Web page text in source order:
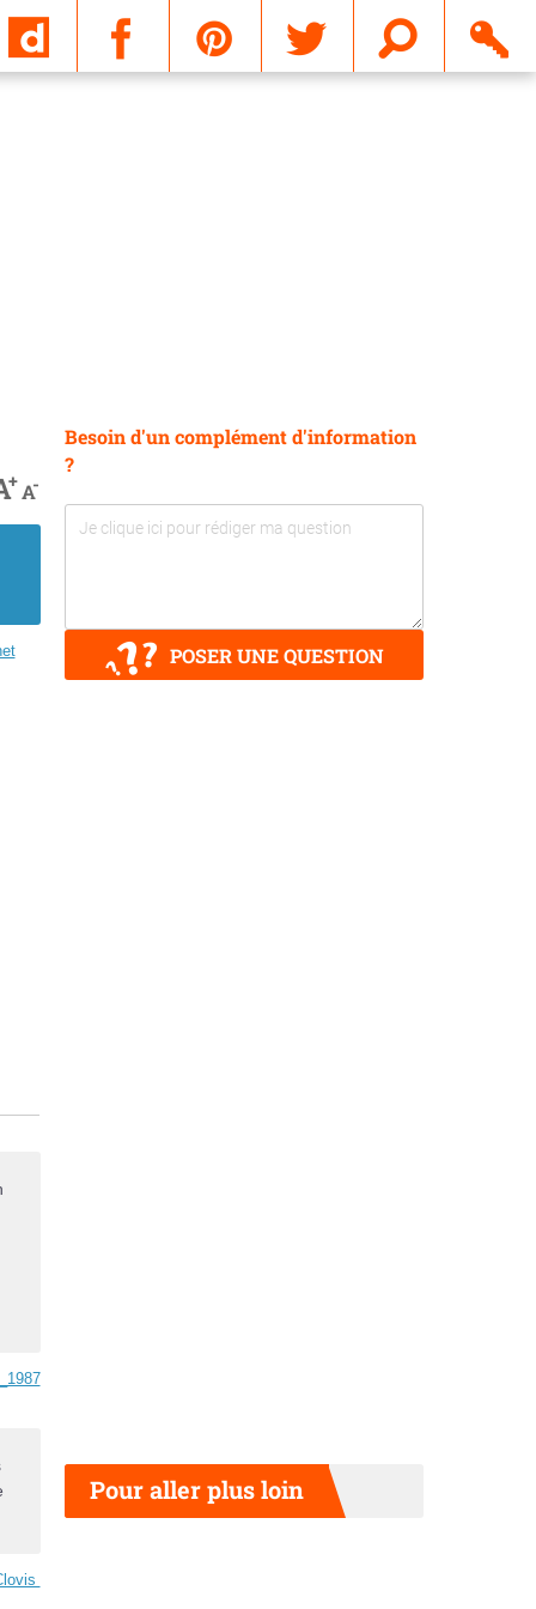
+A-
Besoin d'un complément d'information
?
POSER UNE QUESTION
Pour aller plus loin